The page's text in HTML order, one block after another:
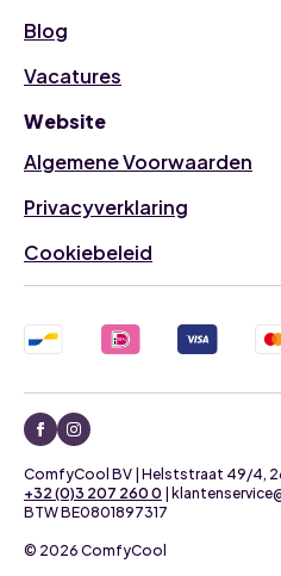
Blog
Vacatures
Website
Algemene Voorwaarden
Privacyverklaring
Cookiebeleid
© 2026 ComfyCool
+32 (0)3 207 260 0 |
BTW BE0801897317
ComfyCool BV | Helststraat 49/4,